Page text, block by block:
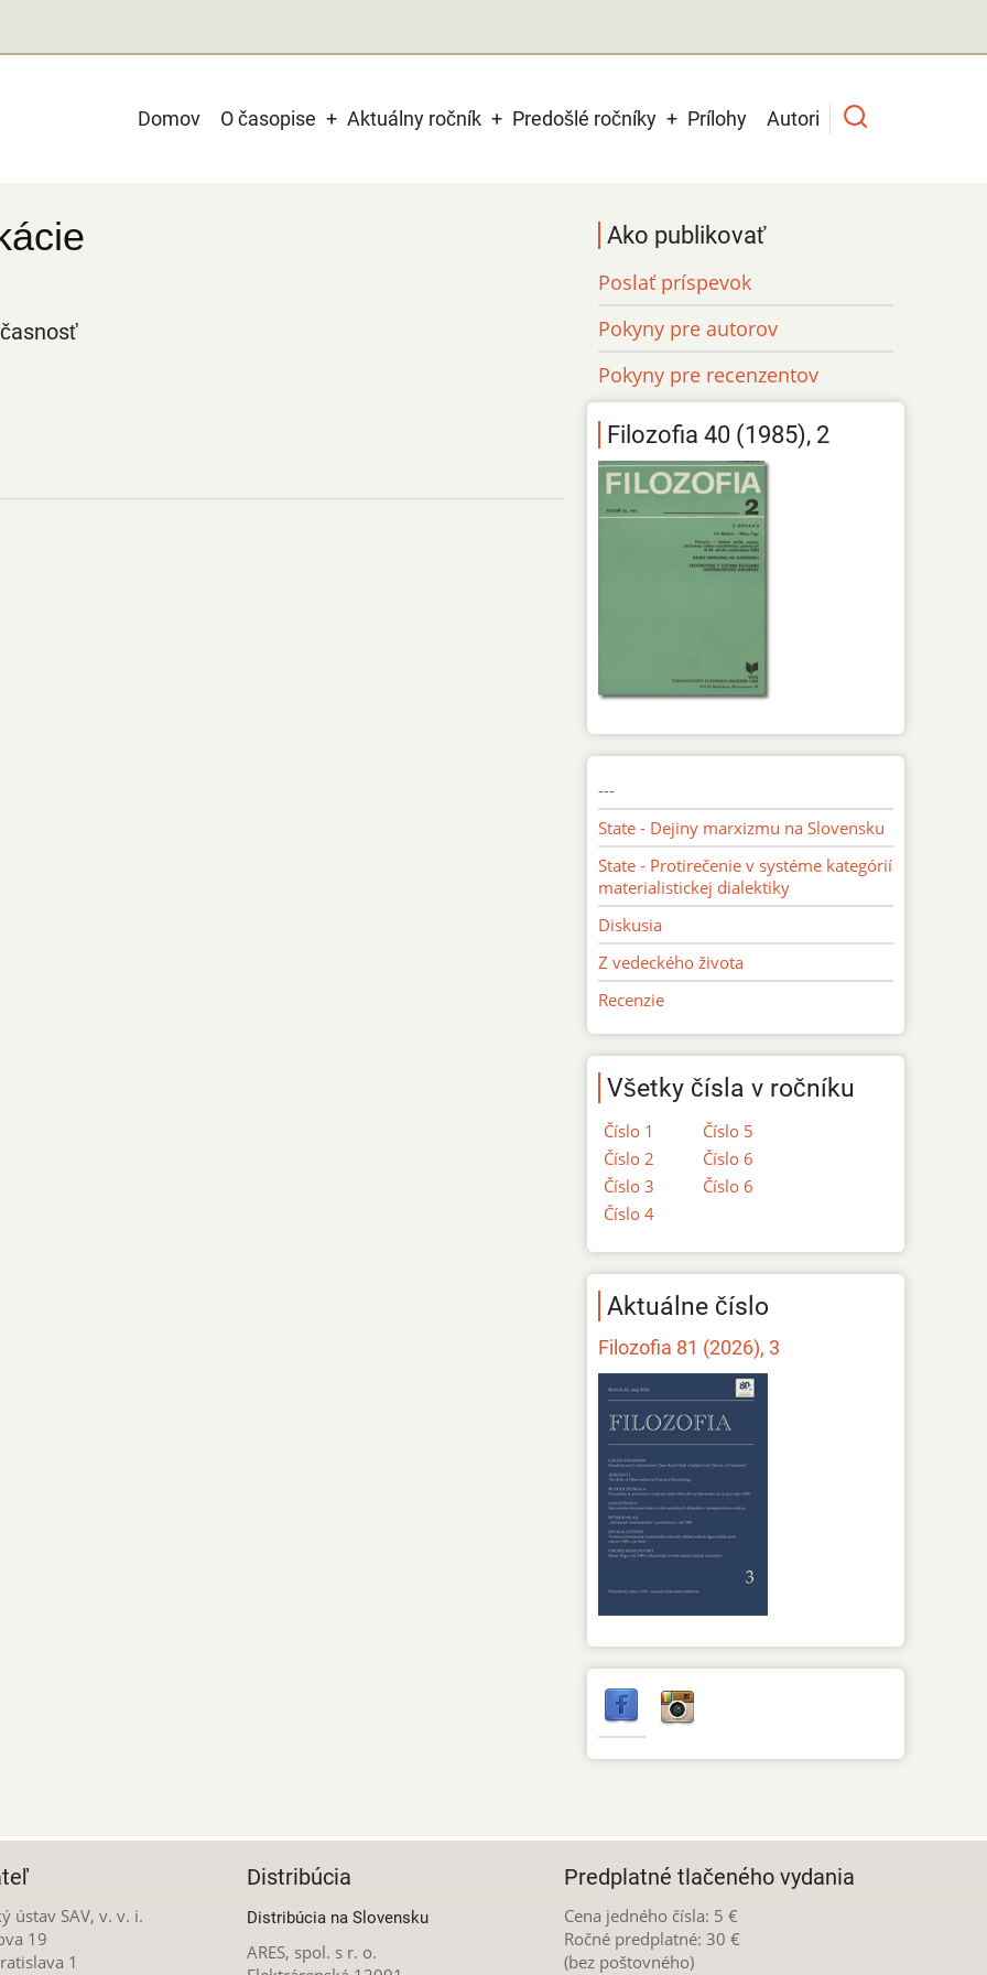
Main
Domov O časopise Aktuálny ročník Predošlé ročníky Prílohy Autori
Ako publikovať
Poslať príspevok
Pokyny pre autorov
Pokyny pre recenzentov
Filozofia 40 (1985), 2
---
State - Dejiny marxizmu na Slovensku
State - Protirečenie v systéme kategórií
materialistickej dialektiky
Diskusia
Z vedeckého života
Recenzie
Všetky čísla v ročníku
Číslo 1
Číslo 2
Číslo 3
Číslo 4
Číslo 5
Číslo 6
Číslo 6
Aktuálne číslo
Filozofia 81 (2026), 3
ústav SAV, v. v. i.
19
1
Distribúcia
Distribúcia na Slovensku
ARES, spol. s r. o.
Predplatné tlačeného vydania
Cena jedného čísla: 5 €
Ročné predplatné: 30 €
(bez poštovného)